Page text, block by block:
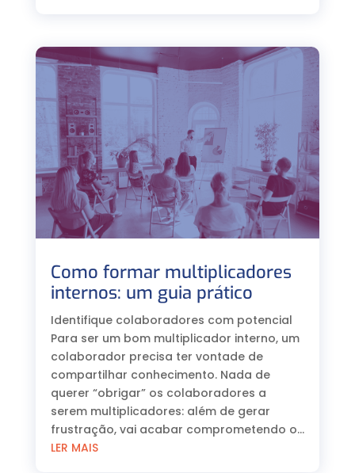
Como formar multiplicadores
internos: um guia prático
Identifique colaboradores com potencial
Para ser um bom multiplicador interno, um
colaborador precisa ter vontade de
compartilhar conhecimento. Nada de
querer “obrigar” os colaboradores a
serem multiplicadores: além de gerar
frustração, vai acabar comprometendo o...
LER MAIS